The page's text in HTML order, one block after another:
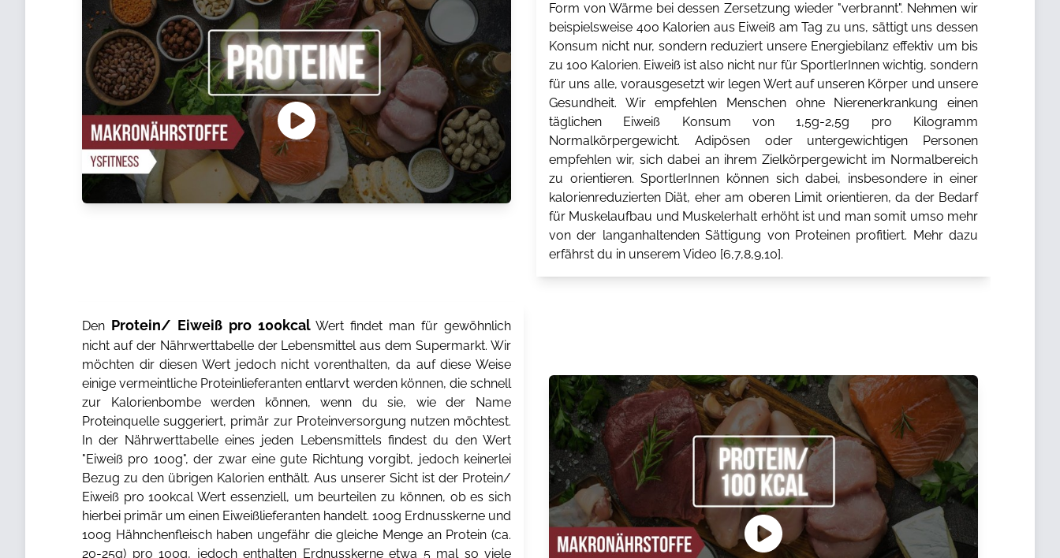
Form von Wärme bei dessen Zersetzung wieder "verbrannt". Nehmen wir
beispielsweise 400 Kalorien aus Eiweiß am Tag zu uns, sättigt uns dessen
Konsum nicht nur, sondern reduziert unsere Energiebilanz effektiv um bis
zu 100 Kalorien. Eiweiß ist also nicht nur für SportlerInnen wichtig, sondern
für uns alle, vorausgesetzt wir legen Wert auf unseren Körper und unsere
Gesundheit. Wir empfehlen Menschen ohne Nierenerkrankung einen
täglichen Eiweiß Konsum von 1,5g-2,5g pro Kilogramm
Normalkörpergewicht. Adipösen oder untergewichtigen Personen
empfehlen wir, sich dabei an ihrem Zielkörpergewicht im Normalbereich
zu orientieren. SportlerInnen können sich dabei, insbesondere in einer
kalorienreduzierten Diät, eher am oberen Limit orientieren, da der Bedarf
für Muskelaufbau und Muskelerhalt erhöht ist und man somit umso mehr
von der langanhaltenden Sättigung von Proteinen profitiert. Mehr dazu
erfährst du in unserem Video [6,7,8,9,10].
Den Protein/ Eiweiß pro 100kcalWert findet man für gewöhnlich
nicht auf der Nährwerttabelle der Lebensmittel aus dem Supermarkt. Wir
möchten dir diesen Wert jedoch nicht vorenthalten, da auf diese Weise
einige vermeintliche Proteinlieferanten entlarvt werden können, die schnell
zur Kalorienbombe werden können, wenn du sie, wie der Name
Proteinquelle suggeriert, primär zur Proteinversorgung nutzen möchtest.
In der Nährwerttabelle eines jeden Lebensmittels findest du den Wert
"Eiweiß pro 100g", der zwar eine gute Richtung vorgibt, jedoch keinerlei
Bezug zu den übrigen Kalorien enthält. Aus unserer Sicht ist der Protein/
Eiweiß pro 100kcal Wert essenziell, um beurteilen zu können, ob es sich
hierbei primär um einen Eiweißlieferanten handelt. 100g Erdnusskerne und
100g Hähnchenfleisch haben ungefähr die gleiche Menge an Protein (ca.
20-25g) pro 100g, jedoch enthalten Erdnusskerne etwa 5 mal so viele